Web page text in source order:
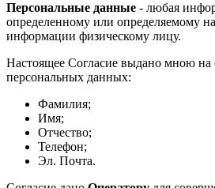
Персональные данные - любая
определенному или определяемому
информации физическому лицу.
Настоящее Согласие выдано мною
персональных данных:
Фамилия;
Имя;
Отчество;
Телефон;
Эл. Почта.